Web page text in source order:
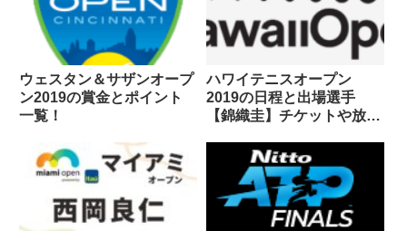
ウェスタン＆サザンオープ
ン2019の賞金とポイント
一覧！
ハワイテニスオープン
2019の日程と出場選手
【錦織圭】チケットや放送